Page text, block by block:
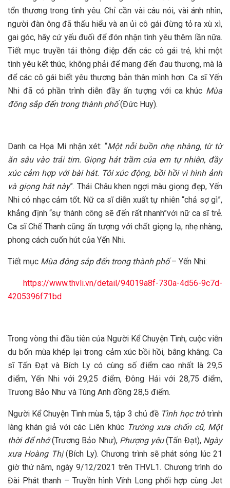
tổn thương trong tình yêu. Chỉ cần vài câu nói, vài ánh nhìn,
người đàn ông đã thấu hiểu và an ủi cô gái đừng tỏ ra xù xì,
gai góc, hãy cứ yếu đuối để đón nhận tình yêu thêm lần nữa.
Tiết mục truyền tải thông điệp đến các cô gái trẻ, khi một
tình yêu kết thúc, không phải để mang đến đau thương, mà là
để các cô gái biết yêu thương bản thân mình hơn. Ca sĩ Yến
Nhi đã có phần trình diễn đầy ấn tượng với ca khúc Mùa
đông sắp đến trong thành phố(Đức Huy).
Danh ca Họa Mi nhận xét: “Một nỗi buồn nhẹ nhàng, từ từ
ăn sâu vào trái tim. Giọng hát trầm của em tự nhiên, đầy
xúc cảm hợp với bài hát. Tôi xúc động, bồi hồi vì hình ảnh
và giọng hát này”. Thái Châu khen ngợi màu giọng đẹp, Yến
Nhi có nhạc cảm tốt. Nữ ca sĩ diễn xuất tự nhiên “chả sợ gì”,
khẳng định “sự thành công sẽ đến rất nhanh”với nữ ca sĩ trẻ.
Ca sĩ Chế Thanh cũng ấn tượng với chất giọng lạ, nhẹ nhàng,
phong cách cuốn hút của Yến Nhi.
Tiết mục Mùa đông sắp đến trong thành phố– Yến Nhi:
https://www.thvli.vn/detail/94019a8f-730a-4d56-9c7d-
4205396f71bd
Trong vòng thi đầu tiên của Người Kể Chuyện Tình, cuộc viễn
du bốn mùa khép lại trong cảm xúc bồi hồi, bâng khâng. Ca
sĩ Tấn Đạt và Bích Ly có cùng số điểm cao nhất là 29,5
điểm, Yến Nhi với 29,25 điểm, Đông Hải với 28,75 điểm,
Trương Bảo Như và Tùng Anh đồng 28,5 điểm.
Người Kể Chuyện Tình mùa 5, tập 3 chủ đề Tình học tròtrình
làng khán giả với các Liên khúc Trường xưa chốn cũ, Một
thời để nhớ(Trương Bảo Như), Phượng yêu(Tấn Đạt), Ngày
xưa Hoàng Thị(Bích Ly). Chương trình sẽ phát sóng lúc 21
giờ thứ năm, ngày 9/12/2021 trên THVL1. Chương trình do
Đài Phát thanh – Truyền hình Vĩnh Long phối hợp cùng Jet